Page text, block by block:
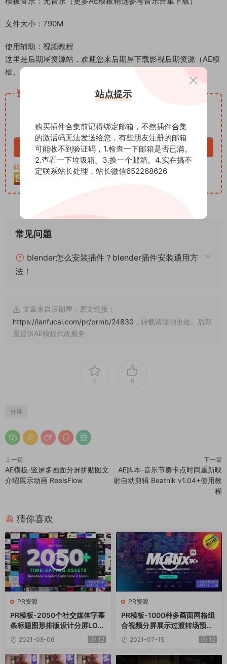
文件大小：790M
使用辅助：视频教程
这里是后期屋资源站，欢迎您来后期屋下载影视后期资源（AE模
板、PR模板、音视频频素材各种插件等）
资源下载
VIP免费
立即购买
此资源购买后30天内可下载。客服QQ：652268626
常见问题
blender怎么安装插件？blender插件安装通用方
法！
文章来自后期屋，原文链接：
https://lanfucai.com/pr/prmb/24830 ，转载请注明出处。后期
屋提供AE模板代改服务
0 0
分屏
上一篇
AE模板-竖屏多画面分屏拼贴图文
介绍展示动画 ReelsFlow
下一篇
AE脚本-音乐节奏卡点时间重新映
射自动剪辑 Beatnik v1.04+使用教
程
猜你喜欢
PR资源
PR模板-2050个社交媒体字幕
条标题图形排版设计分屏LOG
O背景信息图表特效预设 Moti
on Pro V2
2021-08-06 12
PR资源
PR模板-1000种多画面网格组
合视频分屏展示过渡转场预设
动画 Multix
2021-07-15 12
站点提示
购买插件合集前记得绑定邮箱，不然插件合集
的激活码无法发送给您，有些朋友注册的邮箱
可能收不到验证码，1.检查一下邮箱是否已满。
2.查看一下垃圾箱。3.换一个邮箱。4.实在搞不
定联系站长处理，站长微信652268626